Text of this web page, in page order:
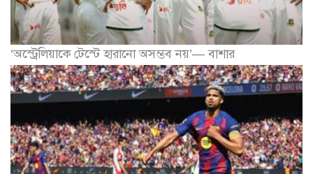
‘অস্ট্রেলিয়াকে টেস্টে হারানো অসম্ভব নয়’— বাশার